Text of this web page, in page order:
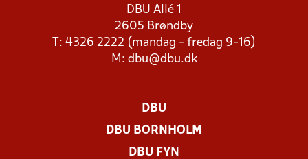
DBU Allé 1
2605 Brøndby
T: 4326 2222 (mandag - fredag 9-16)
M: dbu@dbu.dk
DBU
DBU BORNHOLM
DBU FYN